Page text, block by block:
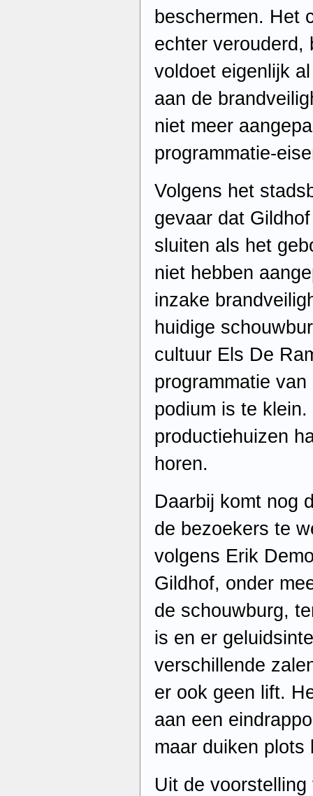
beschermen. Het
echter verouderd,
voldoet eigenlijk
aan de
niet meer
programmatie-
Volgens het
gevaar dat
sluiten als het
niet hebben
inzake
huidige
cultuur Els De
programmatie
podium is te klein.
productiehuizen
horen.
Daarbij komt nog
de bezoekers te
volgens Erik
Gildhof, onder
de schouwburg,
is en er
verschillende
er ook geen lift.
aan een
maar duiken plots
Uit de